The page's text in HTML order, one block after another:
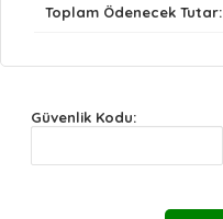
Toplam Ödenecek Tutar:
Güvenlik Kodu: